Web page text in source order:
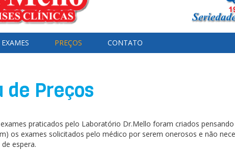
EXAMES PREÇOS CONTATO
de Preços
praticados pelo Laboratório Dr.Mello foram criados
os exames solicitados pelo médico por serem onerosos e não
de espera.